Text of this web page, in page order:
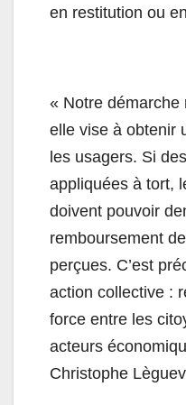
en restitution ou
« Notre démarche
elle vise à obtenir
les usagers. Si
appliquées à tort,
doivent pouvoir
remboursement
perçues. C’est
action collective :
force entre les
acteurs
Christophe